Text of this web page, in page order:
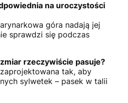
na uroczystości
góra nadają jej
sprawdzi się podczas
rzeczywiście pasuje?
tak, aby
sylwetek – pasek w talii